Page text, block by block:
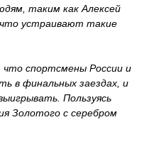
таким как Алексей
что устраивают такие
что спортсмены России и
в финальных заездах, и
Пользуясь
Золотого с серебром